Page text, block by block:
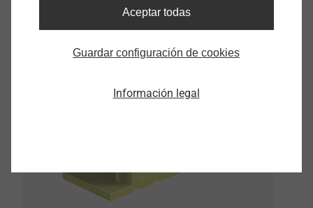
Aceptar todas
Guardar configuración de cookies
Información legal